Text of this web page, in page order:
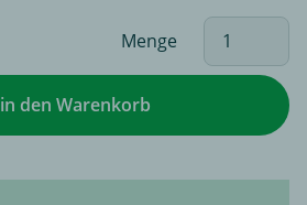
Menge
in den Warenkorb